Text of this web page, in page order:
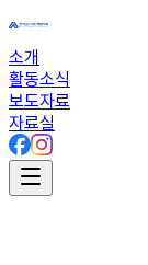
소개
활동소식
보도자료
자료실